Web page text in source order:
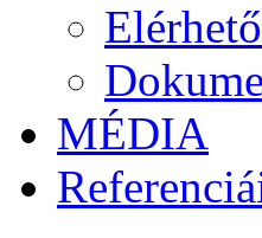
MÉDIA